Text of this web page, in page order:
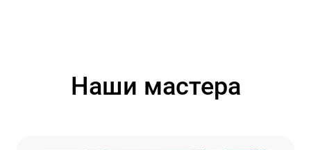
Наши мастера